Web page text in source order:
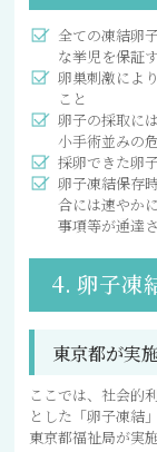
全ての凍結卵
な挙児を保証
卵巣刺激によ
こと
卵子の採取に
小手術並みの
採卵できた卵
卵子凍結保存
合には速やか
事項等が通達
4. 卵子凍
東京都が実
ここでは、社会的
とした「卵子凍結
東京都福祉局が実